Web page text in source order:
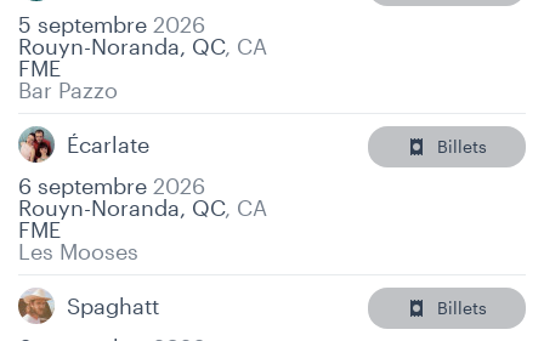
5 septembre 2026
Rouyn-Noranda, QC, CA
FME
Bar Pazzo
Écarlate
6 septembre 2026
Rouyn-Noranda, QC, CA
FME
Les Mooses
Billets
Spaghatt
Billets